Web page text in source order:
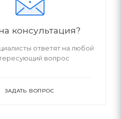
консультация?
ответят на любой
вопрос
ЗАДАТЬ ВОПРОС